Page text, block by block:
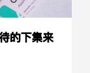
的下集来